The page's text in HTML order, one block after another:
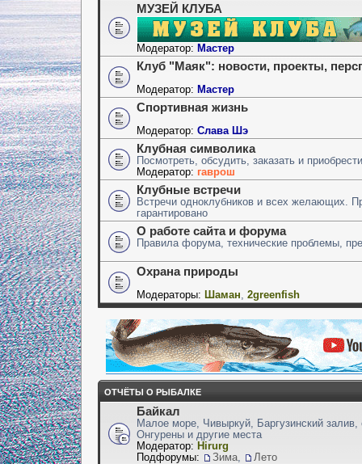
МУЗЕЙ КЛУБА
Модератор: Мастер
Клуб "Маяк": новости, проекты,
Модератор: Мастер
Спортивная жизнь
Модератор: Слава Шэ
Клубная символика
Посмотреть, обсудить, заказать и
Модератор: гаврош
Клубные встречи
Встречи одноклубников и всех желающих.
гарантировано
О работе сайта и форума
Правила форума, технические проблемы,
Охрана природы
Модераторы: Шаман 2greenfish
ОТЧЁТЫ О РЫБАЛКЕ
Байкал
Малое море, Чивыркуй, Баргузинский
Онгурены и другие места
Модератор: Hirurg
Подфорумы:
Зима Лето